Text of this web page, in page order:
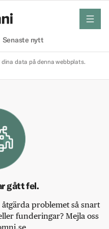
Senaste nytt
meny
data på denna webbplats.
gått fel.
problemet så snart
funderingar? Mejla oss